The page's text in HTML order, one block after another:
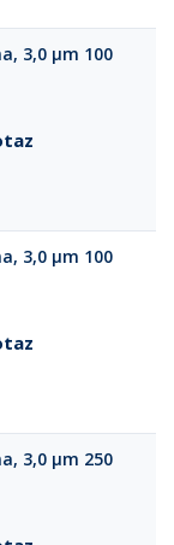
3,0 µm 100
3,0 µm 100
3,0 µm 250